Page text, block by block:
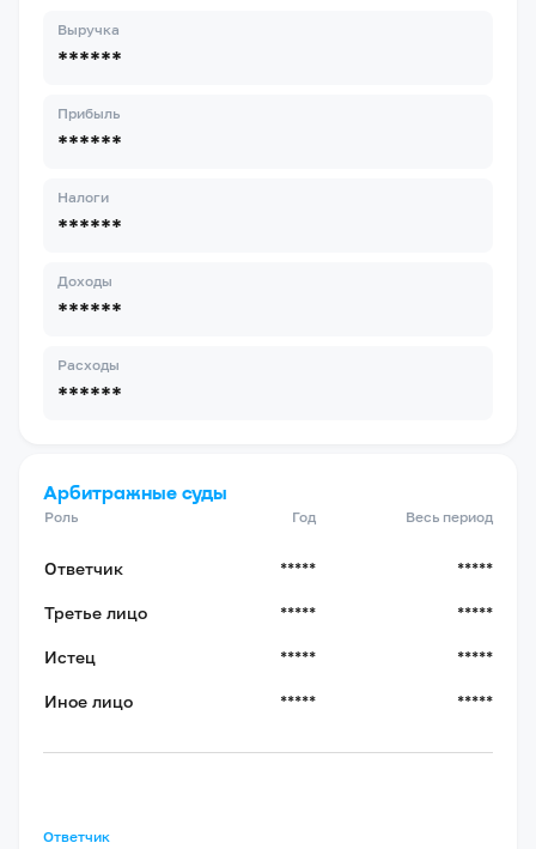
Выручка
******
Прибыль
******
Налоги
******
Доходы
******
Расходы
******
Арбитражные суды
Роль Год Весь период
Ответчик ***** *****
Третье лицо ***** *****
Истец ***** *****
Иное лицо ***** *****
Ответчик